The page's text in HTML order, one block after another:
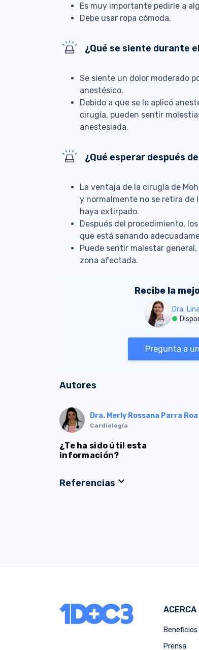
Es muy importante pedirle a
Debe usar ropa cómoda.
¿Qué se siente durante
Se siente un dolor moderado
anestésico.
Debido a que se le aplicó
cirugía, pueden sentir
anestesiada.
¿Qué esperar después
La ventaja de la cirugía de
y normalmente no se retira de
haya extirpado.
Después del procedimiento,
que está sanando
Puede sentir malestar
zona afectada.
Recibe la
Dra.
Pregunta a
Autores
Dra. Merly Rossana Parra Roa
Cardiología
¿Te ha sido útil esta
información?
Referencias expand_more
ACERCA
Prensa